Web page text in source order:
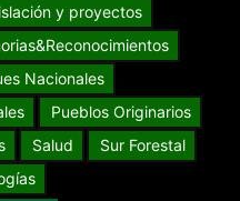
y proyectos
Nacionales
Pueblos Originarios
Salud
Sur Forestal